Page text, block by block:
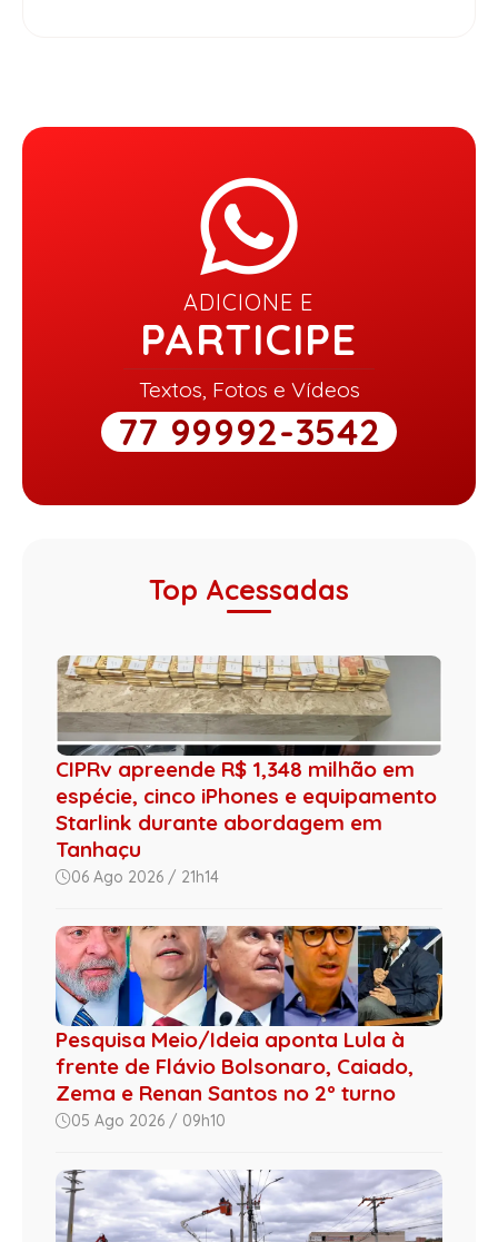
ADICIONE E
PARTICIPE
Textos, Fotos e Vídeos
77 99992-3542
Top Acessadas
CIPRv apreende R$ 1,348 milhão em
espécie, cinco iPhones e equipamento
Starlink durante abordagem em
Tanhaçu
06 Ago 2026 / 21h14
Pesquisa Meio/Ideia aponta Lula à
frente de Flávio Bolsonaro, Caiado,
Zema e Renan Santos no 2º turno
05 Ago 2026 / 09h10